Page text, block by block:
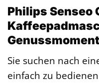
Philips Senseo
Sie suchen nach
einfach zu